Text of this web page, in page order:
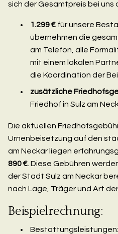
sich der Gesamtpreis bei uns
1.299 € für unsere
übernehmen die
am Telefon, alle
mit einem lokalen
die Koordination der
zusätzliche
Friedhof in Sulz am
Die aktuellen
Urnenbeisetzung auf den
am Neckar liegen
890 € . Diese Gebühren
der Stadt Sulz am Neckar
nach Lage, Träger und Art
Beispielrechnung:
Bestattungsleistungen: